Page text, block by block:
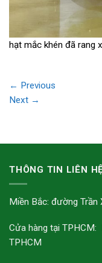
hạt mắc khén đã rang
← Previous
Next →
THÔNG TIN LIÊN
Miền Bắc: đường Trần
Cửa hàng tại TPHCM:
TPHCM